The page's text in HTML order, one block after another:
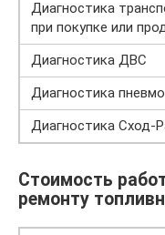
Диагностика
при покупке или
Диагностика ДВС
Диагностика
Диагностика Сход-
Стоимость
ремонту